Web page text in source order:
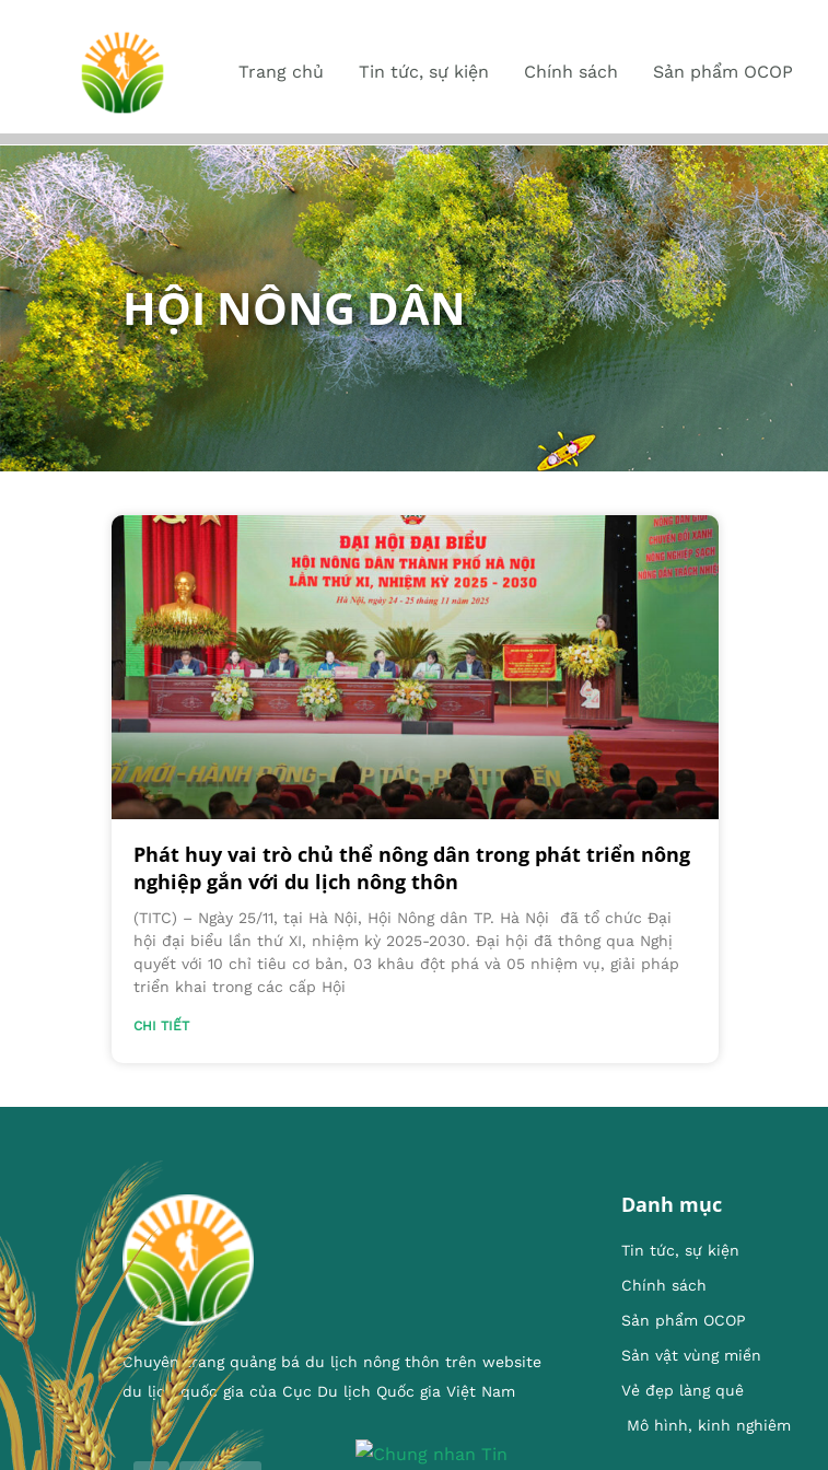
Trang chủ Tin tức, sự kiện Chính sách Sản phẩm OCOP
HỘI NÔNG DÂN
Phát huy vai trò chủ thể nông dân trong phát triển nông
nghiệp gắn với du lịch nông thôn
(TITC) – Ngày 25/11, tại Hà Nội, Hội Nông dân TP. Hà Nội đã tổ chức Đại
hội đại biểu lần thứ XI, nhiệm kỳ 2025-2030. Đại hội đã thông qua Nghị
quyết với 10 chỉ tiêu cơ bản, 03 khâu đột phá và 05 nhiệm vụ, giải pháp
triển khai trong các cấp Hội
CHI TIẾT
Chuyên trang quảng bá du lịch nông thôn trên website
du lịch quốc gia của Cục Du lịch Quốc gia Việt Nam
Danh mục
Tin tức, sự kiện
Chính sách
Sản phẩm OCOP
Sản vật vùng miền
Vẻ đẹp làng quê
Mô hình, kinh nghiêm